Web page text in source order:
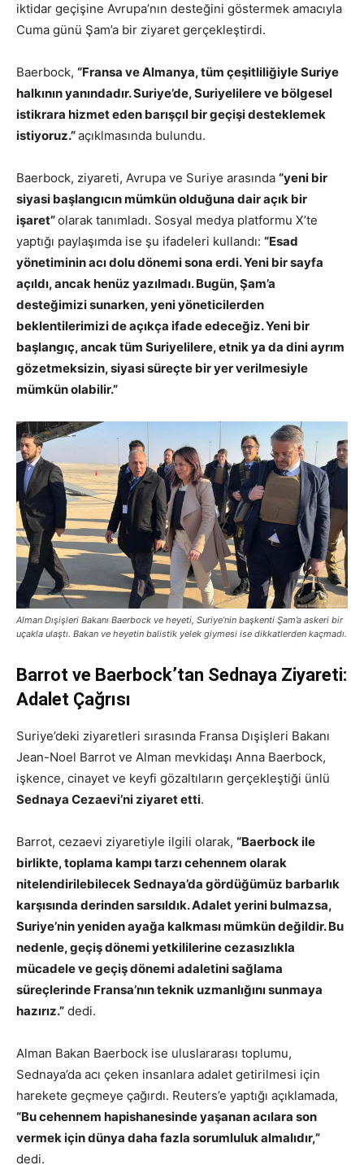
iktidar geçişine Avrupa’nın desteğini göstermek amacıyla
Cuma günü Şam’a bir ziyaret gerçekleştirdi.
Baerbock, “Fransa ve Almanya, tüm çeşitliliğiyle Suriye
halkının yanındadır. Suriye’de, Suriyelilere ve bölgesel
istikrara hizmet eden barışçıl bir geçişi desteklemek
istiyoruz.”açıklmasında bulundu.
Baerbock, ziyareti, Avrupa ve Suriye arasında “yeni bir
siyasi başlangıcın mümkün olduğuna dair açık bir
işaret”olarak tanımladı. Sosyal medya platformu X’te
yaptığı paylaşımda ise şu ifadeleri kullandı: “Esad
yönetiminin acı dolu dönemi sona erdi. Yeni bir sayfa
açıldı, ancak henüz yazılmadı. Bugün, Şam’a
desteğimizi sunarken, yeni yöneticilerden
beklentilerimizi de açıkça ifade edeceğiz. Yeni bir
başlangıç, ancak tüm Suriyelilere, etnik ya da dini ayrım
gözetmeksizin, siyasi süreçte bir yer verilmesiyle
mümkün olabilir.”
Alman Dışişleri Bakanı Baerbock ve heyeti, Suriye’nin başkenti Şam’a askeri bir
uçakla ulaştı. Bakan ve heyetin balistik yelek giymesi ise dikkatlerden kaçmadı.
Barrot ve Baerbock’tan Sednaya Ziyareti:
Adalet Çağrısı
Suriye’deki ziyaretleri sırasında Fransa Dışişleri Bakanı
Jean-Noel Barrot ve Alman mevkidaşı Anna Baerbock,
işkence, cinayet ve keyfi gözaltıların gerçekleştiği ünlü
Sednaya Cezaevi’ni ziyaret etti.
Barrot, cezaevi ziyaretiyle ilgili olarak, “Baerbock ile
birlikte, toplama kampı tarzı cehennem olarak
nitelendirilebilecek Sednaya’da gördüğümüz barbarlık
karşısında derinden sarsıldık. Adalet yerini bulmazsa,
Suriye’nin yeniden ayağa kalkması mümkün değildir. Bu
nedenle, geçiş dönemi yetkililerine cezasızlıkla
mücadele ve geçiş dönemi adaletini sağlama
süreçlerinde Fransa’nın teknik uzmanlığını sunmaya
hazırız.” dedi.
Alman Bakan Baerbock ise uluslararası toplumu,
Sednaya’da acı çeken insanlara adalet getirilmesi için
harekete geçmeye çağırdı. Reuters’e yaptığı açıklamada,
“Bu cehennem hapishanesinde yaşanan acılara son
vermek için dünya daha fazla sorumluluk almalıdır,”
dedi.